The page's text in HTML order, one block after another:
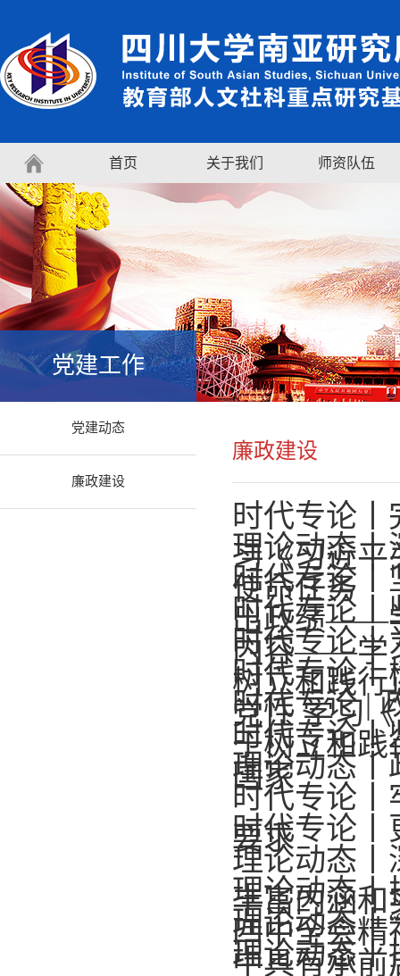
首页 关于我们 师资队伍
党建工作
党建动态
廉政建设
廉政建设
时代专论
习《习近平
理论动态丨
使命任务
时代专论丨
出政绩——
时代专论
内容——学
时代专论
树立和践
时代专论丨
党性 学习
时代专论 |
于树立和
时代专论丨
国家
理论动态丨
时代专论
要求
时代专论丨
理论动态丨
丰富内涵和
理论动态丨
四中全会精
理论动态丨
中具有承前
理论动态丨